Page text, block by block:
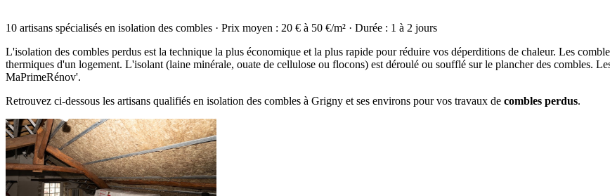
10 artisans spécialisés en isolation des combles · Prix moyen : 20 € à 50 €/m² · Durée : 1 à 2 jours
L'isolation des combles perdus est la technique la plus économique et la plus rapide pour réduire vos déperditions de chaleur. Les
thermiques d'un logement. L'isolant (laine minérale, ouate de cellulose ou flocons) est déroulé ou soufflé sur le plancher des combles.
MaPrimeRénov'.
Retrouvez ci-dessous les artisans qualifiés en isolation des combles à Grigny et ses environs pour vos travaux de combles perdus.